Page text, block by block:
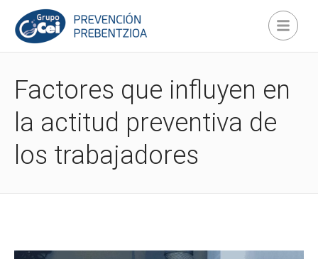
Factores que influyen en
la actitud preventiva de
los trabajadores